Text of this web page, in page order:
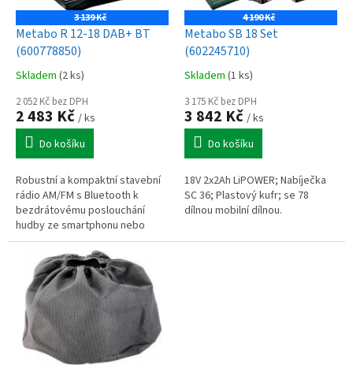
3 139 Kč
Metabo R 12-18 DAB+ BT
(600778850)
Skladem (2 ks)
2 052 Kč bez DPH
2 483 Kč / ks
Do košíku
Robustní a kompaktní stavební
rádio AM/FM s Bluetooth k
bezdrátovému poslouchání
hudby ze smartphonu nebo
tabletu.
4 190 Kč
Metabo SB 18 Set
(602245710)
Skladem (1 ks)
3 175 Kč bez DPH
3 842 Kč / ks
Do košíku
18V 2x2Ah LiPOWER; Nabíječka
SC 36; Plastový kufr; se 78
dílnou mobilní dílnou.